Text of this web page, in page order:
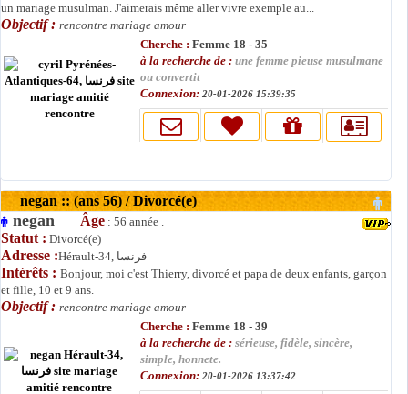
un mariage musulman. J'aimerais même aller vivre exemple au...
Objectif : rencontre mariage amour
Cherche : Femme 18 - 35
à la recherche de : une femme pieuse musulmane
ou convertit
Connexion: 20-01-2026 15:39:35
negan :: (ans 56) / Divorcé(e)
negan Âge : 56 année .
Statut : Divorcé(e)
Adresse : Hérault-34, فرنسا
Intérêts : Bonjour, moi c'est Thierry, divorcé et papa de deux enfants, garçon
et fille, 10 et 9 ans.
Objectif : rencontre mariage amour
Cherche : Femme 18 - 39
à la recherche de : sérieuse, fidèle, sincère,
simple, honnete.
Connexion: 20-01-2026 13:37:42